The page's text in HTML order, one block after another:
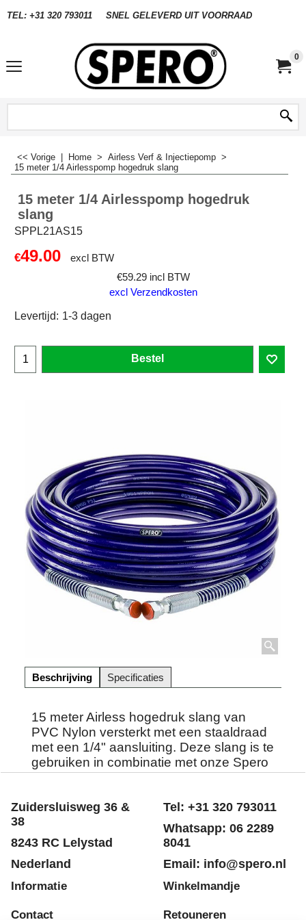
TEL: +31 320 793011 SNEL GELEVERD UIT VOORRAAD
0
<< Vorige Home > Airless Verf & Injectiepomp >
15 meter 1/4 Airlesspomp hogedruk slang
15 meter 1/4 Airlesspomp hogedruk
slang
SPPL21AS15
€49.00
excl BTW
€59.29 incl BTW
excl Verzendkosten
Levertijd: 1-3 dagen
Bestel
Beschrijving Specificaties
15 meter Airless hogedruk slang van
PVC Nylon versterkt met een staaldraad
met een 1/4" aansluiting. Deze slang is te
gebruiken in combinatie met onze Spero
Airless plunjer & membraampompen.
Zuidersluisweg 36 &
38
8243 RC Lelystad
Tel: +31 320 793011
Whatsapp: 06 2289
8041